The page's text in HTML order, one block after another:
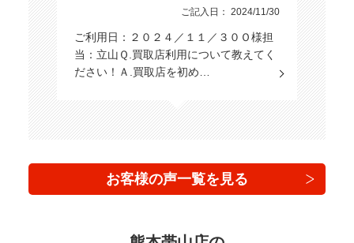
ご記入日： 2024/11/30
ご利用日：２０２４／１１／３０Ｏ様担
当：立山Ｑ.買取店利用について教えてく
ださい！Ａ.買取店を初め…
お客様の声一覧を見る